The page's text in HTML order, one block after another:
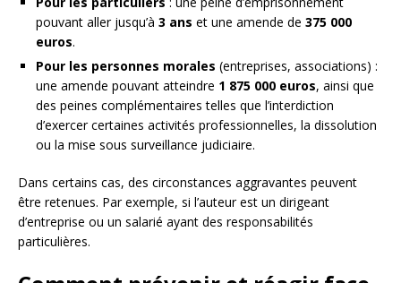
pouvant aller jusqu’à 3 ans et une amende de 375 000
euros.
Pour les personnes morales (entreprises, associations) :
une amende pouvant atteindre 1 875 000 euros, ainsi que
des peines complémentaires telles que l’interdiction
d’exercer certaines activités professionnelles, la dissolution
ou la mise sous surveillance judiciaire.
Dans certains cas, des circonstances aggravantes peuvent
être retenues. Par exemple, si l’auteur est un dirigeant
d’entreprise ou un salarié ayant des responsabilités
particulières.